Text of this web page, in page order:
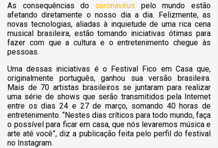
As consequências do coronavírus pelo mundo estão
afetando diretamente o nosso dia a dia. Felizmente, as
novas tecnologias, aliadas à inquietude de uma rica cena
musical brasileira, estão tomando iniciativas ótimas para
fazer com que a cultura e o entretenimento chegue às
pessoas.
Uma dessas iniciativas é o Festival Fico em Casa que,
originalmente português, ganhou sua versão brasileira.
Mais de 70 artistas brasileiros se juntaram para realizar
uma série de shows que serão transmitidos pela Internet
entre os dias 24 e 27 de março, somando 40 horas de
entretenimento. “Nestes dias críticos para todo mundo, faça
o possível para ficar em casa, que nós levaremos música e
arte até você”, diz a publicação feita pelo perfil do festival
no Instagram.